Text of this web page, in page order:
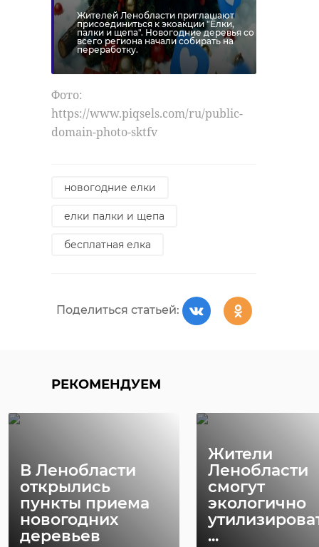
Жителей Ленобласти приглашают
присоединиться к экоакции "Ёлки,
палки и щепа". Новогодние деревья со
всего региона начали собирать на
переработку.
Фото:
https://www.piqsels.com/ru/public-
domain-photo-sktfv
новогодние елки
елки палки и щепа
бесплатная елка
Поделиться статьей:
РЕКОМЕНДУЕМ
В Ленобласти
открылись
пункты приема
новогодних
деревьев
Жители
Ленобласти
смогут
экологично
...